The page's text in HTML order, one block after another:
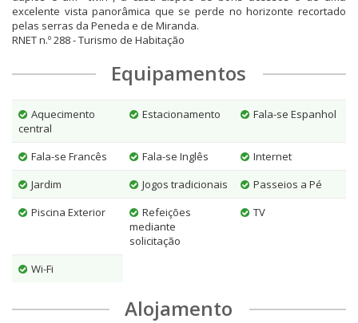
excelente vista panorâmica que se perde no horizonte recortado
pelas serras da Peneda e de Miranda.
RNET n.º 288 - Turismo de Habitação
Equipamentos
Aquecimento
central
Estacionamento Fala-se Espanhol
Fala-se Francês Fala-se Inglês
Internet
Jardim
Jogos tradicionais
Passeios a Pé
Piscina Exterior
Refeições
mediante
solicitação
TV
Wi-Fi
Alojamento